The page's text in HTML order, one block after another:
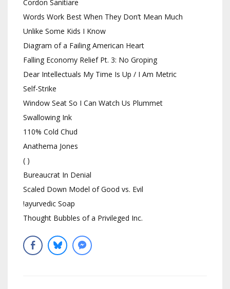
Cordon Sanitiare
Words Work Best When They Don’t Mean Much
Unlike Some Kids I Know
Diagram of a Failing American Heart
Falling Economy Relief Pt. 3: No Groping
Dear Intellectuals My Time Is Up / I Am Metric
Self-Strike
Window Seat So I Can Watch Us Plummet
Swallowing Ink
110% Cold Chud
Anathema Jones
( )
Bureaucrat In Denial
Scaled Down Model of Good vs. Evil
!ayurvedic Soap
Thought Bubbles of a Privileged Inc.